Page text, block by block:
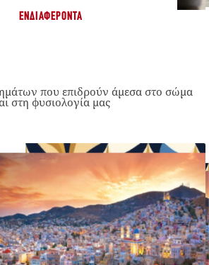
ΕΝΔΙΑΦΈΡΟΝΤΑ
που επιδρούν άμεσα στο σώμα
στη φυσιολογία μας